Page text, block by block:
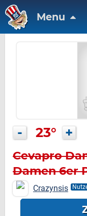
Menu
- 23° +
Cevapro
Damen 6er
Crazynsis